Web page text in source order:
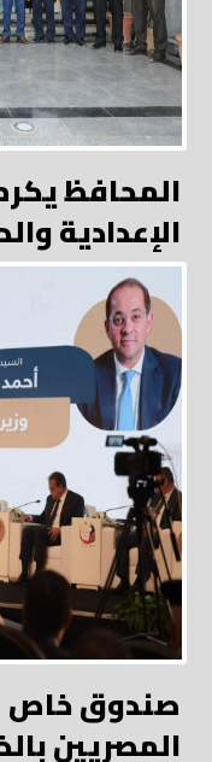
المحافظ
الإعدادية
صندوق خاص
المصريين